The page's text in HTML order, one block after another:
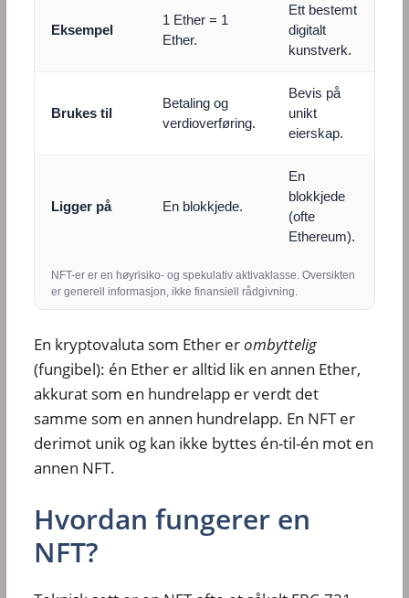
Eksempel
1 Ether = 1
Ether.
Ett bestemt
digitalt
kunstverk.
Brukes til
Betaling og
verdioverføring.
Bevis på
unikt
eierskap.
Ligger på En blokkjede.
En
blokkjede
(ofte
Ethereum).
NFT-er er en høyrisiko- og spekulativ aktivaklasse. Oversikten
er generell informasjon, ikke finansiell rådgivning.
En kryptovaluta som Ether erombyttelig
(fungibel): én Ether er alltid lik en annen Ether,
akkurat som en hundrelapp er verdt det
samme som en annen hundrelapp. En NFT er
derimot unik og kan ikke byttes én-til-én mot en
annen NFT.
Hvordan fungerer en
NFT?